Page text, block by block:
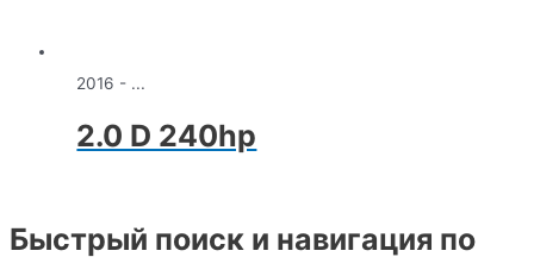
2016 - ...
2.0 D 240hp
Быстрый поиск и навигация по